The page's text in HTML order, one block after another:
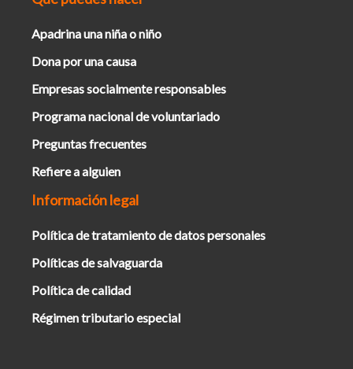
Apadrina una niña o niño
Dona por una causa
Empresas socialmente responsables
Programa nacional de voluntariado
Preguntas frecuentes
Refiere a alguien
Información legal
Política de tratamiento de datos personales
Políticas de salvaguarda
Política de calidad
Régimen tributario especial